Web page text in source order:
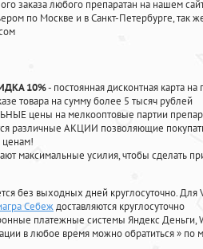
заказа любого препаратан на нашем
по Москве и в Санкт-Петербурге, так
10%- постоянная дисконтная карта
товара на сумму более 5 тысяч рублей
цены на мелкооптовые партии
различные АКЦИИ позволяющие
максимальные усилия, чтобы сделать
без выходных дней круглосуточно.
Себеждоставляются круглосуточно
платежные системы Яндекс Деньги,
в любое время можно обратиться» по